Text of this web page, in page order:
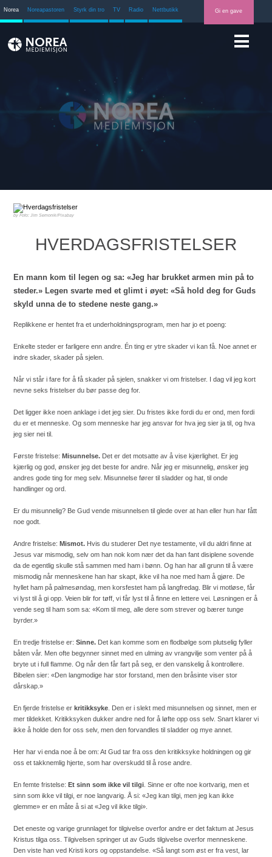
Norea Noreapastoren Styrk din tro TV Radio Nettbutikk Gi en gave
Foto: Jim Semonik/Pixabay
HVERDAGSFRISTELSER
En mann kom til legen og sa: «Jeg har brukket armen min på to
steder.» Legen svarte med et glimt i øyet: «Så hold deg for Guds
skyld unna de to stedene neste gang.»
Replikkene er hentet fra et underholdningsprogram, men har jo et poeng:
Enkelte steder er farligere enn andre. Én ting er ytre skader vi kan få. Noe annet er
indre skader, skader på sjelen.
Når vi står i fare for å få skader på sjelen, snakker vi om fristelser. I dag vil jeg kort
nevne seks fristelser du bør passe deg for.
Det ligger ikke noen anklage i det jeg sier. Du fristes ikke fordi du er ond, men fordi
du er et menneske. Og som menneske har jeg ansvar for hva jeg sier ja til, og hva
jeg sier nei til.
Første fristelse: Misunnelse. Det er det motsatte av å vise kjærlighet. Er jeg
kjærlig og god, ønsker jeg det beste for andre. Når jeg er misunnelig, ønsker jeg
andres gode ting for meg selv. Misunnelse fører til sladder og hat, til onde
handlinger og ord.
Er du misunnelig? Be Gud vende misunnelsen til glede over at han eller hun har fått
noe godt.
Andre fristelse: Mismot. Hvis du studerer Det nye testamente, vil du aldri finne at
Jesus var mismodig, selv om han nok kom nær det da han fant disiplene sovende
da de egentlig skulle stå sammen med ham i bønn. Og han har all grunn til å være
mismodig når menneskene han har skapt, ikke vil ha noe med ham å gjøre. De
hyllet ham på palmesøndag, men korsfestet ham på langfredag. Blir vi motløse, får
vi lyst til å gi opp. Veien blir for tøff, vi får lyst til å finne en lettere vei. Løsningen er å
vende seg til ham som sa: «Kom til meg, alle dere som strever og bærer tunge
byrder.»
En tredje fristelse er: Sinne. Det kan komme som en flodbølge som plutselig fyller
båten vår. Men ofte begynner sinnet med en ulming av vrangvilje som venter på å
bryte ut i full flamme. Og når den får fart på seg, er den vanskelig å kontrollere.
Bibelen sier: «Den langmodige har stor forstand, men den bråsinte viser stor
dårskap.»
En fjerde fristelse er kritikksyke . Den er i slekt med misunnelsen og sinnet, men er
mer tildekket. Kritikksyken dukker andre ned for å løfte opp oss selv. Snart klarer vi
ikke å holde den for oss selv, men den forvandles til sladder og mye annet.
Her har vi enda noe å be om: At Gud tar fra oss den kritikksyke holdningen og gir
oss et takknemlig hjerte, som har overskudd til å rose andre.
En femte fristelse: Et sinn som ikke vil tilgi . Sinne er ofte noe kortvarig, men et
sinn som ikke vil tilgi, er noe langvarig. Å si: «Jeg kan tilgi, men jeg kan ikke
glemme» er en måte å si at «Jeg vil ikke tilgi».
Det eneste og varige grunnlaget for tilgivelse overfor andre er det faktum at Jesus
Kristus tilga oss. Tilgivelsen springer ut av Guds tilgivelse overfor menneskene.
Den viste han ved Kristi kors og oppstandelse. «Så langt som øst er fra vest, lar